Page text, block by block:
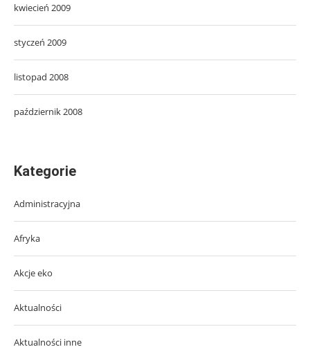
kwiecień 2009
styczeń 2009
listopad 2008
październik 2008
Kategorie
Administracyjna
Afryka
Akcje eko
Aktualności
Aktualności inne